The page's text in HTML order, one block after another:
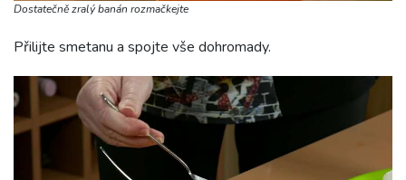
Dostatečně zralý banán rozmačkejte
Přilijte smetanu a spojte vše dohromady.